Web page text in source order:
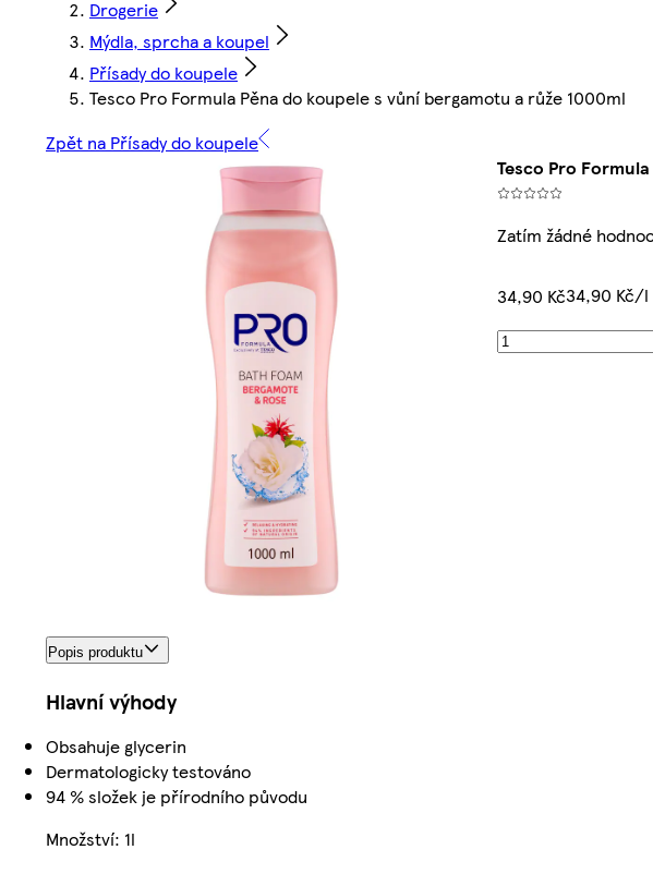
Drogerie
Mýdla, sprcha a koupel
Přísady do koupele
Tesco Pro Formula Pěna do koupele s vůní bergamotu a růže 1000ml
Zpět na Přísady do koupele
Tesco Pro
Zatím žádné
34,90 Kč34,90 Kč/l
Popis produktu
Hlavní výhody
Obsahuje glycerin
Dermatologicky testováno
94 % složek je přírodního původu
Množství: 1l